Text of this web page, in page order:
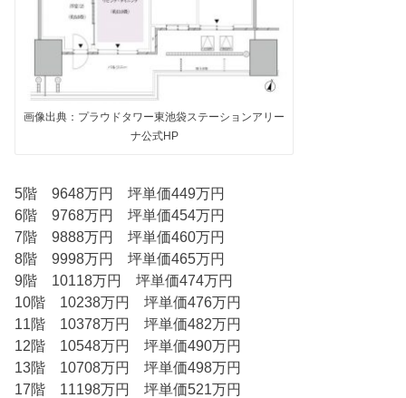
画像出典：プラウドタワー東池袋ステーションアリー
ナ公式HP
5階 9648万円 坪単価449万円
6階 9768万円 坪単価454万円
7階 9888万円 坪単価460万円
8階 9998万円 坪単価465万円
9階 10118万円 坪単価474万円
10階 10238万円 坪単価476万円
11階 10378万円 坪単価482万円
12階 10548万円 坪単価490万円
13階 10708万円 坪単価498万円
17階 11198万円 坪単価521万円